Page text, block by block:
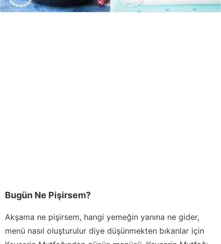
Bugün Ne Pişirsem?
Akşama ne pişirsem, hangi yemeğin yanına ne gider,
menü nasıl oluşturulur diye düşünmekten bıkanlar için